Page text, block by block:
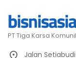
PT Tiga Karsa
Jalan